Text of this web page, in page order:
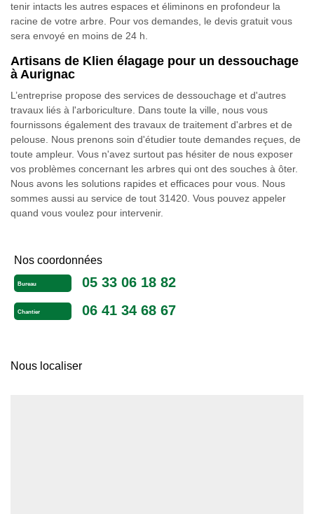
tenir intacts les autres espaces et éliminons en profondeur la
racine de votre arbre. Pour vos demandes, le devis gratuit vous
sera envoyé en moins de 24 h.
Artisans de Klien élagage pour un dessouchage
à Aurignac
L’entreprise propose des services de dessouchage et d'autres
travaux liés à l'arboriculture. Dans toute la ville, nous vous
fournissons également des travaux de traitement d'arbres et de
pelouse. Nous prenons soin d'étudier toute demandes reçues, de
toute ampleur. Vous n'avez surtout pas hésiter de nous exposer
vos problèmes concernant les arbres qui ont des souches à ôter.
Nous avons les solutions rapides et efficaces pour vous. Nous
sommes aussi au service de tout 31420. Vous pouvez appeler
quand vous voulez pour intervenir.
Nos coordonnées
Bureau 05 33 06 18 82
Chantier 06 41 34 68 67
Nous localiser